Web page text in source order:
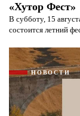
«Хутор Фест»
В субботу, 15
состоится летний
НОВОСТИ